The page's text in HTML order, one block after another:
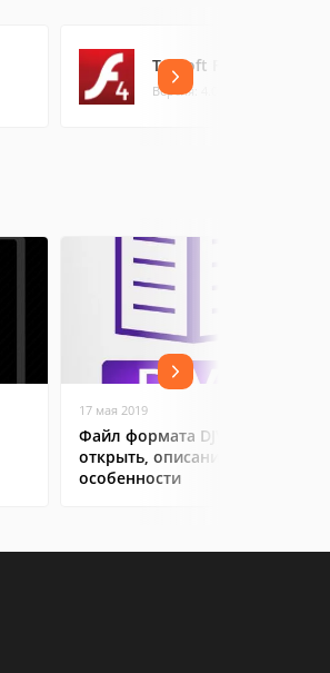
TerSoft Flash Player
Версия: 4.0.1 (7.04 МБ)
17 мая 2019
Файл формата DJVu: чем
открыть, описание,
особенности